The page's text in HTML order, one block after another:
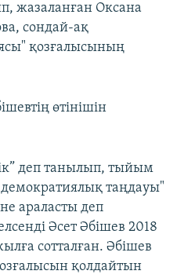
жазаланған Оксана
сондай-ақ
қозғалысының
өтінішін
деп танылып, тыйым
таңдауы"
араласты деп
Әсет Әбішев 2018
сотталған. Әбішев
қолдайтын